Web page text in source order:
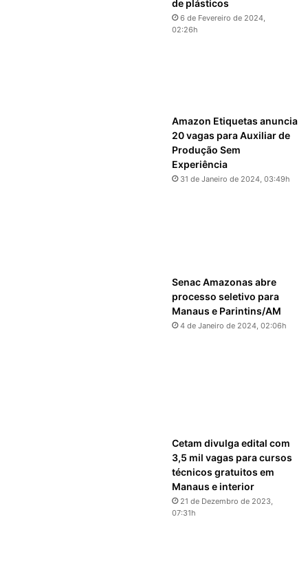
de plásticos
6 de Fevereiro de 2024,
02:26h
Amazon Etiquetas anuncia
20 vagas para Auxiliar de
Produção Sem
Experiência
31 de Janeiro de 2024, 03:49h
Senac Amazonas abre
processo seletivo para
Manaus e Parintins/AM
4 de Janeiro de 2024, 02:06h
Cetam divulga edital com
3,5 mil vagas para cursos
técnicos gratuitos em
Manaus e interior
21 de Dezembro de 2023,
07:31h